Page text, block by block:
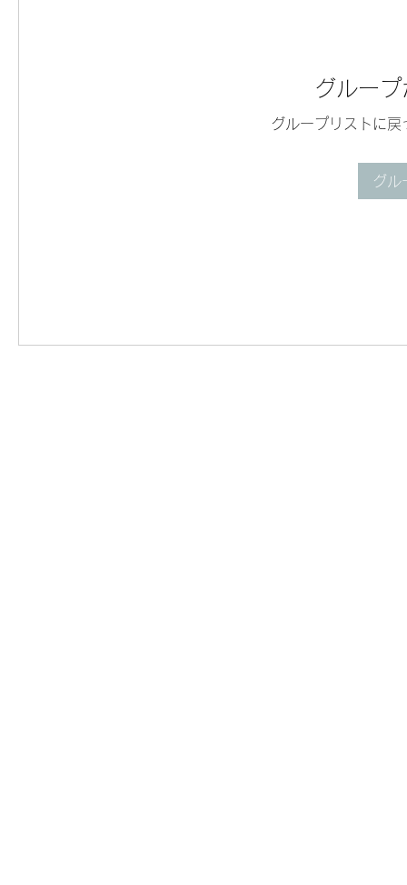
グルー
グループリストに
グル